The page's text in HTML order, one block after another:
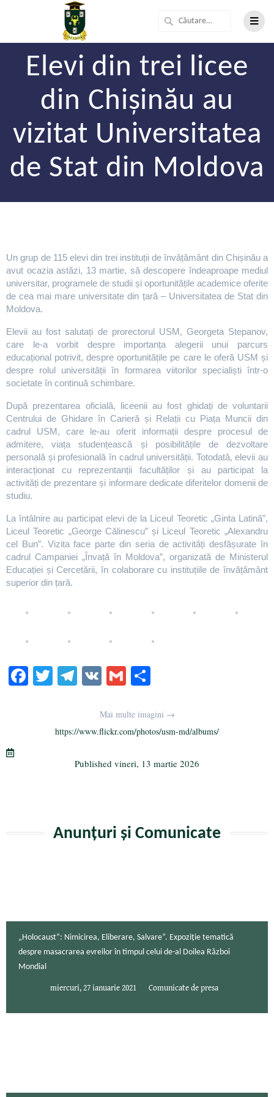
Elevi din trei licee
din Chișinău au
vizitat Universitatea
de Stat din Moldova
Un grup de 115 elevi din trei instituții de învățământ din Chișinău a
avut ocazia astăzi, 13 martie, să descopere îndeaproape mediul
universitar, programele de studii și oportunitățile academice oferite
de cea mai mare universitate din țară – Universitatea de Stat din
Moldova.
Elevii au fost salutați de prorectorul USM, Georgeta Stepanov,
care le-a vorbit despre importanța alegerii unui parcurs
educațional potrivit, despre oportunitățile pe care le oferă USM și
despre rolul universității în formarea viitorilor specialiști într-o
societate în continuă schimbare.
După prezentarea oficială, liceenii au fost ghidați de voluntarii
Centrului de Ghidare în Carieră și Relații cu Piața Muncii din
cadrul USM, care le-au oferit informații despre procesul de
admitere, viața studențească și posibilitățile de dezvoltare
personală și profesională în cadrul universității. Totodată, elevii au
interacționat cu reprezentanții facultăților și au participat la
activități de prezentare și informare dedicate diferitelor domenii de
studiu.
La întâlnire au participat elevi de la Liceul Teoretic „Ginta Latină”,
Liceul Teoretic „George Călinescu” și Liceul Teoretic „Alexandru
cel Bun”. Vizita face parte din seria de activități desfășurate în
cadrul Campaniei „Învață în Moldova”, organizată de Ministerul
Educației și Cercetării, în colaborare cu instituțiile de învățământ
superior din țară.
Fa T
r
Te
a
m
V G
ailaj
ea
Mai multe imagini →
https://www.flickr.com/photos/usm-md/albums/
Published vineri, 13 martie 2026
Anunțuri și Comunicate
„Holocaust”: Nimicirea, Eliberare, Salvare”. Expoziție tematică
despre masacrarea evreilor în timpul celui de-al Doilea Război
Mondial
miercuri, 27 ianuarie 2021 Comunicate de presa